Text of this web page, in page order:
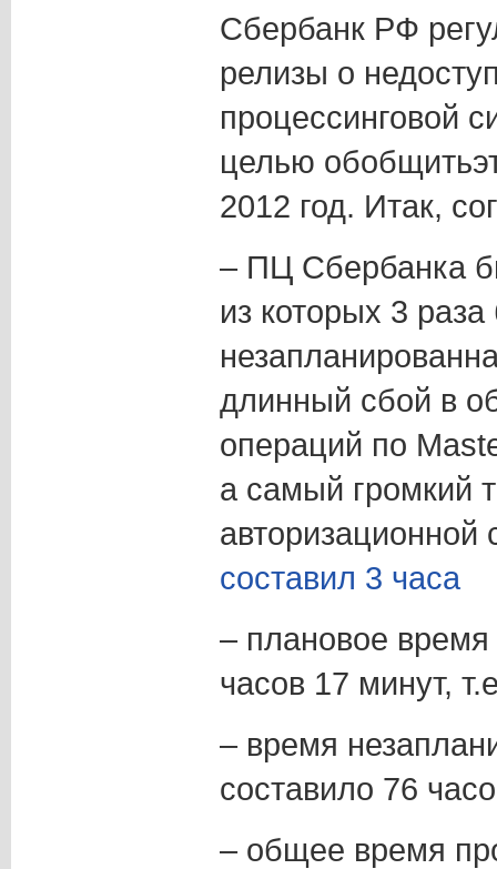
Сбербанк РФ
релизы о
процессинговой
целью
2012 год. Итак,
– ПЦ Сбербанка
из которых 3
длинный сбой в
операций по
а самый громкий
составил 3 часа
– плановое время
часов 17 минут,
– время
составило 76
– общее время